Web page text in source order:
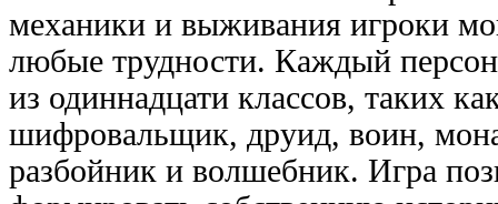
механики и выживания игроки
любые трудности. Каждый
из одиннадцати классов, таких
шифровальщик, друид, воин,
разбойник и волшебник. Игра